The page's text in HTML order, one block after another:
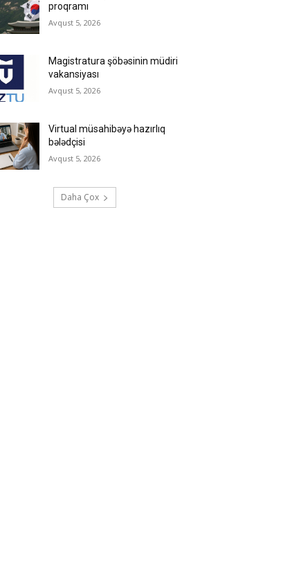
proqramı
Avqust 5, 2026
Magistratura şöbəsinin müdiri
vakansiyası
Avqust 5, 2026
Virtual müsahibəyə hazırlıq
bələdçisi
Avqust 5, 2026
Daha Çox